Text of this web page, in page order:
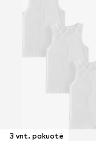
3 vnt. pakuotė